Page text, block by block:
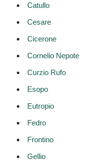
Catullo
Cesare
Cicerone
Cornelio Nepote
Curzio Rufo
Esopo
Eutropio
Fedro
Frontino
Gellio